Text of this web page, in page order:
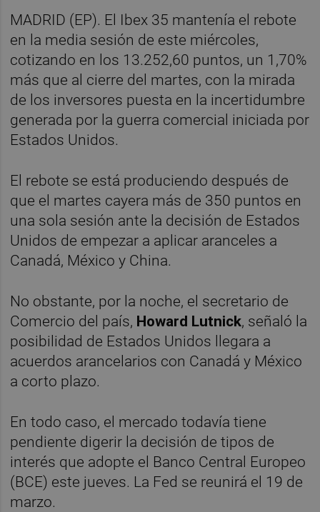
MADRID (EP). El Ibex 35 mantenía el rebote
en la media sesión de este miércoles,
cotizando en los 13.252,60 puntos, un 1,70%
más que al cierre del martes, con la mirada
de los inversores puesta en la incertidumbre
generada por la guerra comercial iniciada por
Estados Unidos.
El rebote se está produciendo después de
que el martes cayera más de 350 puntos en
una sola sesión ante la decisión de Estados
Unidos de empezar a aplicar aranceles a
Canadá, México y China.
No obstante, por la noche, el secretario de
Comercio del país, Howard Lutnick, señaló la
posibilidad de Estados Unidos llegara a
acuerdos arancelarios con Canadá y México
a corto plazo.
En todo caso, el mercado todavía tiene
pendiente digerir la decisión de tipos de
interés que adopte el Banco Central Europeo
(BCE) este jueves. La Fed se reunirá el 19 de
marzo.